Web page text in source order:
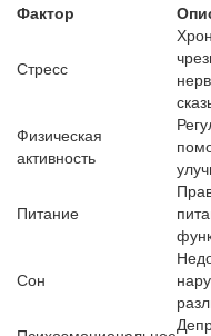
Фактор
Стресс
Физическая
активность
Питание
Сон